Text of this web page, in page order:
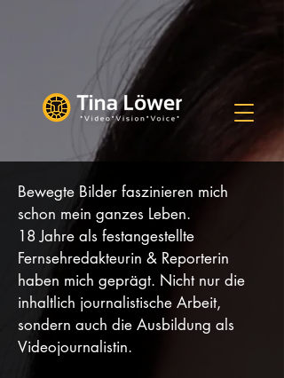
Bewegte Bilder faszinieren mich
schon mein ganzes Leben.
18 Jahre als festangestellte
Fernsehredakteurin & Reporterin
haben mich geprägt. Nicht nur die
inhaltlich journalistische Arbeit,
sondern auch die Ausbildung als
Videojournalistin.